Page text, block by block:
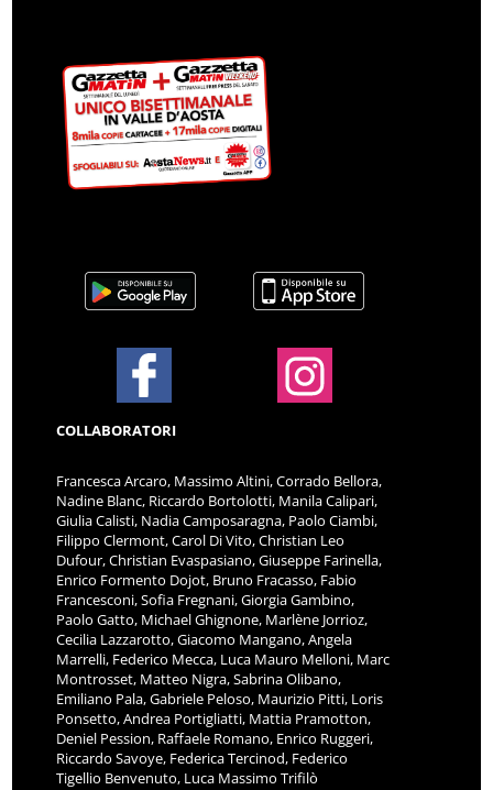
COLLABORATORI
Francesca Arcaro, Massimo Altini, Corrado Bellora,
Nadine Blanc, Riccardo Bortolotti, Manila Calipari,
Giulia Calisti, Nadia Camposaragna, Paolo Ciambi,
Filippo Clermont, Carol Di Vito, Christian Leo
Dufour, Christian Evaspasiano, Giuseppe Farinella,
Enrico Formento Dojot, Bruno Fracasso, Fabio
Francesconi, Sofia Fregnani, Giorgia Gambino,
Paolo Gatto, Michael Ghignone, Marlène Jorrioz,
Cecilia Lazzarotto, Giacomo Mangano, Angela
Marrelli, Federico Mecca, Luca Mauro Melloni, Marc
Montrosset, Matteo Nigra, Sabrina Olibano,
Emiliano Pala, Gabriele Peloso, Maurizio Pitti, Loris
Ponsetto, Andrea Portigliatti, Mattia Pramotton,
Deniel Pession, Raffaele Romano, Enrico Ruggeri,
Riccardo Savoye, Federica Tercinod, Federico
Tigellio Benvenuto, Luca Massimo Trifilò